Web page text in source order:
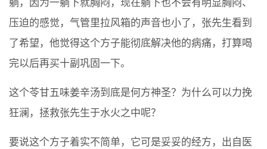
躺，因为一躺下就胸闷，现在躺下也不会有明显胸闷、
压迫的感觉，气管里拉风箱的声音也小了，张先生看到
了希望，他觉得这个方子能彻底解决他的病痛，打算喝
完以后再买十副巩固一下。
这个苓甘五味姜辛汤到底是何方神圣？为什么可以力挽
狂澜，拯救张先生于水火之中呢？
要说这个方子着实不简单，它可是妥妥的经方，出自医